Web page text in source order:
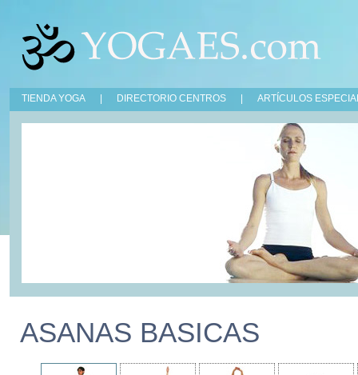
TIENDA YOGA DIRECTORIO CENTROS ARTÍCULOS
ASANAS BASICAS